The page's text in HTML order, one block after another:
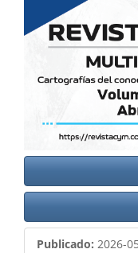
Publicado: 2026-